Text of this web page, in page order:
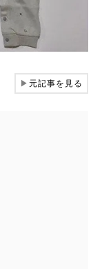
▶元記事を見る